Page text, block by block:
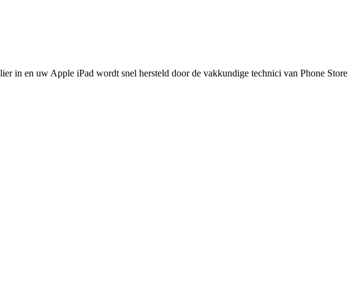
in en uw Apple iPad wordt snel hersteld door de vakkundige technici van Phone Store